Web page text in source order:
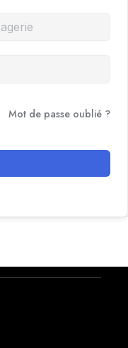
Mot de passe oublié ?